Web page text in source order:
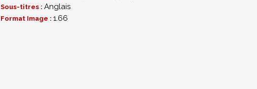
Sous-titres : Anglais
Format Image : 1.66